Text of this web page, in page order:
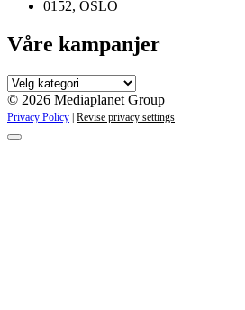
0152, OSLO
Våre kampanjer
Våre
kampanjer
© 2026 Mediaplanet Group
Privacy Policy | Revise privacy settings